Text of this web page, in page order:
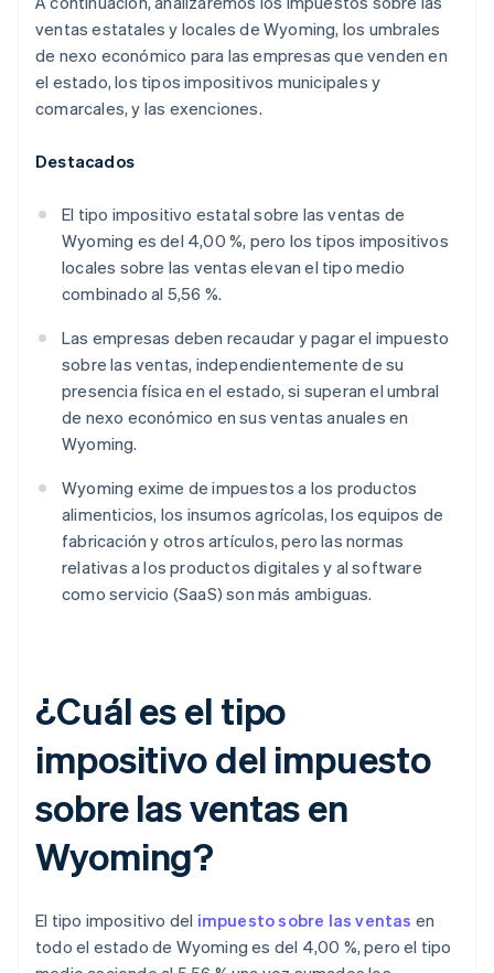
ventas estatales y locales de Wyoming, los umbrales
de nexo económico para las empresas que venden en
el estado, los tipos impositivos municipales y
comarcales, y las exenciones.
Destacados
El tipo impositivo estatal sobre las ventas de
Wyoming es del 4,00 %, pero los tipos impositivos
locales sobre las ventas elevan el tipo medio
combinado al 5,56 %.
Las empresas deben recaudar y pagar el impuesto
sobre las ventas, independientemente de su
presencia física en el estado, si superan el umbral
de nexo económico en sus ventas anuales en
Wyoming.
Wyoming exime de impuestos a los productos
alimenticios, los insumos agrícolas, los equipos de
fabricación y otros artículos, pero las normas
relativas a los productos digitales y al software
como servicio (SaaS) son más ambiguas.
¿Cuál es el tipo
impositivo del impuesto
sobre las ventas en
Wyoming?
El tipo impositivo del impuesto sobre las ventas en
todo el estado de Wyoming es del 4,00 %, pero el tipo